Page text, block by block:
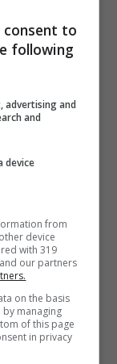
eletti
to
following
advertising and
and
device
from
device
with 319
our partners
on the basis
managing
of this page
in privacy